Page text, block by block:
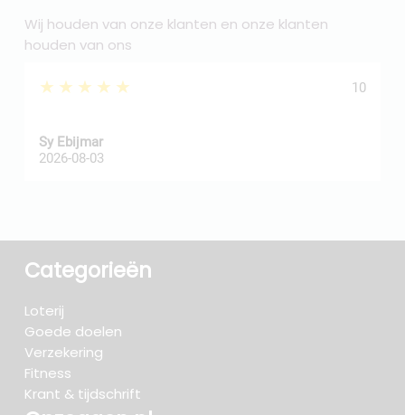
Wij houden van onze klanten en onze klanten
houden van ons
★★★★★ 10
Sy Ebijmar
2026-08-03
Categorieën
Loterij
Goede doelen
Verzekering
Fitness
Krant & tijdschrift